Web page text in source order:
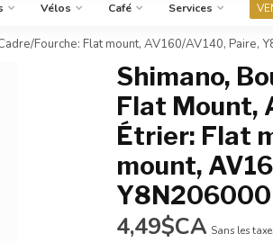
Vélos Café Services
Fourche: Flat mount, AV160/AV140, Paire,
Shimano,
Flat Mount,
Étrier: Flat
mount,
Y8N206000
4,49$CA Sans les